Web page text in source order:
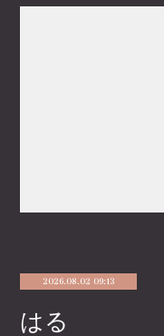
2026.08.02 09:13
はる